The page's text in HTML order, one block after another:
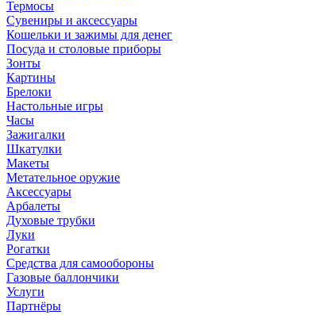
Термосы
Сувениры и аксессуары
Кошельки и зажимы для денег
Посуда и столовые приборы
Зонты
Картины
Брелоки
Настольные игры
Часы
Зажигалки
Шкатулки
Макеты
Метательное оружие
Аксессуары
Арбалеты
Духовые трубки
Луки
Рогатки
Средства для самообороны
Газовые баллончики
Услуги
Партнёры